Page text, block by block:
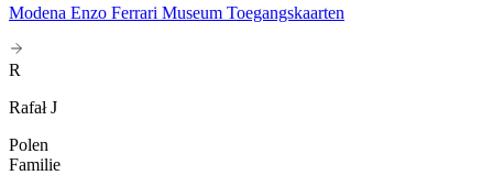
Modena Enzo Ferrari Museum Toegangskaarten
R
Rafał J
Polen
Familie